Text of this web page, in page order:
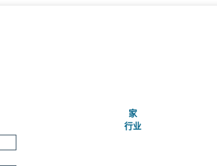
家(当前的)
行业